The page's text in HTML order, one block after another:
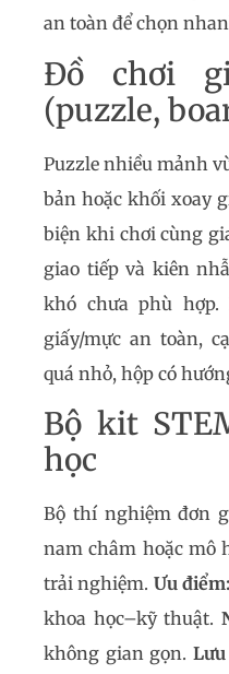
an toàn để chọn
Đồ chơi
(puzzle,
Puzzle nhiều mảnh
bản hoặc khối xoay
biện khi chơi cùng
giao tiếp và kiên
khó chưa phù hợp.
giấy/mực an toàn,
quá nhỏ, hộp có
Bộ kit
học
Bộ thí nghiệm đơn
nam châm hoặc mô
trải nghiệm. Ưu điểm:
khoa học–kỹ thuật.
không gian gọn.